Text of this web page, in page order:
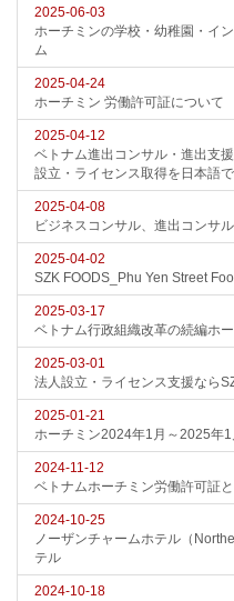
2025-06-03
ホーチミンの学校・幼稚園・イ
ム
2025-04-24
ホーチミン 労働許可証について
2025-04-12
ベトナム進出コンサル・進出支
設立・ライセンス取得を日本語
2025-04-08
ビジネスコンサル、進出コンサ
2025-04-02
SZK FOODS_Phu Yen Street
2025-03-17
ベトナム行政組織改革の続編ホ
2025-03-01
法人設立・ライセンス支援なら
2025-01-21
ホーチミン2024年1月～2025年1
2024-11-12
ベトナムホーチミン労働許可証
2024-10-25
ノーザンチャームホテル（
テル
2024-10-18